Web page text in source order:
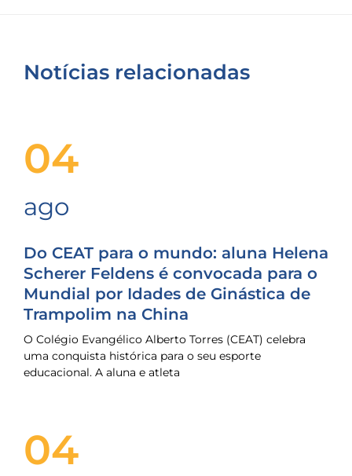
Notícias relacionadas
04
ago
Do CEAT para o mundo: aluna Helena
Scherer Feldens é convocada para o
Mundial por Idades de Ginástica de
Trampolim na China
O Colégio Evangélico Alberto Torres (CEAT) celebra
uma conquista histórica para o seu esporte
educacional. A aluna e atleta
04